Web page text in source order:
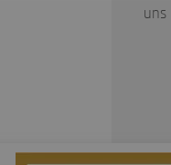
uns